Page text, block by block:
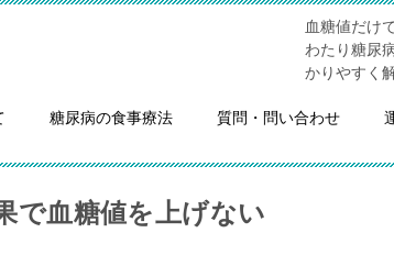
血糖値だけ
わたり糖尿
かりやすく
糖尿病の食事療法 質問・問い合わせ
で血糖値を上げない